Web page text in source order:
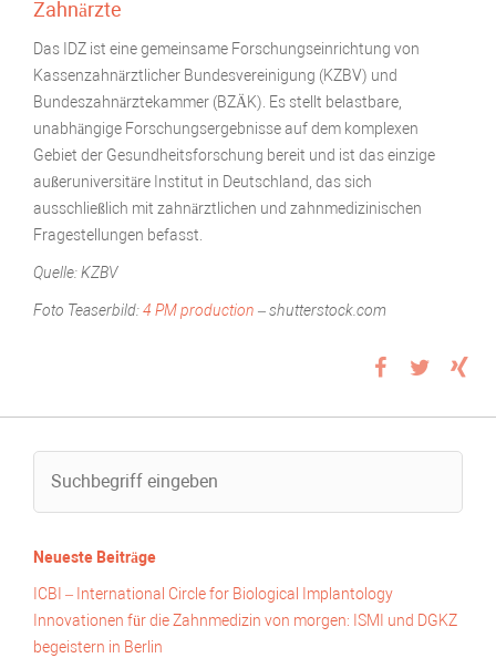
Zahnärzte
Das IDZ ist eine gemeinsame Forschungseinrichtung von
Kassenzahnärztlicher Bundesvereinigung (KZBV) und
Bundeszahnärztekammer (BZÄK). Es stellt belastbare,
unabhängige Forschungsergebnisse auf dem komplexen
Gebiet der Gesundheitsforschung bereit und ist das einzige
außeruniversitäre Institut in Deutschland, das sich
ausschließlich mit zahnärztlichen und zahnmedizinischen
Fragestellungen befasst.
Quelle: KZBV
Foto Teaserbild:4 PM production – shutterstock.com
Neueste Beiträge
ICBI – International Circle for Biological Implantology
Innovationen für die Zahnmedizin von morgen: ISMI und DGKZ
begeistern in Berlin